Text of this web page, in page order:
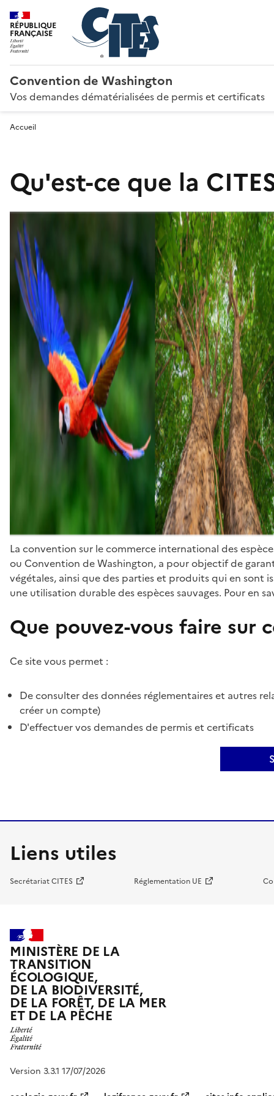
RÉPUBLIQUE
FRANÇAISE
Convention de Washington
Vos demandes dématérialisées de permis et certificats
Accueil
Qu'est-ce que la
La convention sur le commerce international des
ou Convention de Washington, a pour objectif de
végétales, ainsi que des parties et produits qui en sont
une utilisation durable des espèces sauvages. Pour en
Que pouvez-vous faire sur
Ce site vous permet :
De consulter des données réglementaires et autres
créer un compte)
D'effectuer vos demandes de permis et certificats
Liens utiles
Secrétariat CITES Réglementation UE
MINISTÈRE DE LA
TRANSITION
ÉCOLOGIQUE,
DE LA BIODIVERSITÉ,
DE LA FORÊT, DE LA MER
ET DE LA PÊCHE
Version 3.3.1 17/07/2026